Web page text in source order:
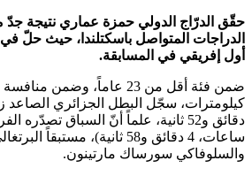
حقّق الدرّاج الدولي حمزة عماري نتيجة
أول إفريقي في المسابقة.
ساعات، 4 دقائق و58 ثانية)،
والسلوفاكي سورساك مارتينون.